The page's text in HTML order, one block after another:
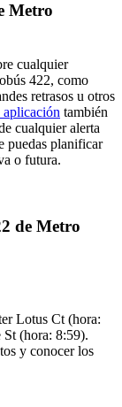
Metro
cualquier
422, como
retrasos u otros
aplicación también
cualquier alerta
puedas planificar
o futura.
de Metro
Lotus Ct (hora:
(hora: 8:59).
y conocer los